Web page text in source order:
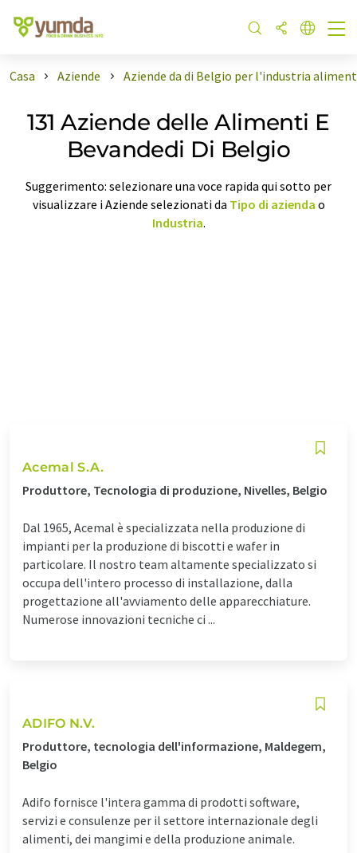
Casa Aziende Aziende da di Belgio per l'industria
131 Aziende delle Alimenti E
Bevandedi Di Belgio
Suggerimento: selezionare una voce rapida qui sotto per
visualizzare i Aziende selezionati da Tipo di azienda o
Industria.
Acemal S.A.
Produttore, Tecnologia di produzione, Nivelles, Belgio
Dal 1965, Acemal è specializzata nella produzione di
impianti per la produzione di biscotti e wafer in
particolare. Il nostro team altamente specializzato si
occupa dell'intero processo di installazione, dalla
progettazione all'avviamento delle apparecchiature.
Numerose innovazioni tecniche ci ...
ADIFO N.V.
Produttore, tecnologia dell'informazione, Maldegem,
Belgio
Adifo fornisce l'intera gamma di prodotti software,
servizi e consulenze per il settore internazionale degli
alimenti, dei mangimi e della produzione animale.